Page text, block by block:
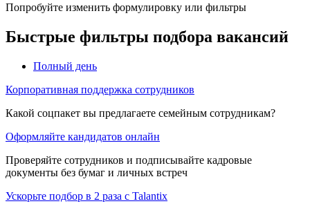
Попробуйте изменить формулировку или фильтры
Быстрые фильтры подбора вакансий
Полный день
Корпоративная поддержка сотрудников
Какой соцпакет вы предлагаете семейным сотрудникам?
Оформляйте кандидатов онлайн
Проверяйте сотрудников и подписывайте кадровые
документы без бумаг и личных встреч
Ускорьте подбор в 2 раза с Talantix